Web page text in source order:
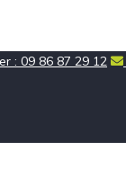
: 09 86 87 29 12